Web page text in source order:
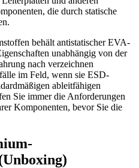
die durch statische
behält antistatischer EVA-
unabhängig von der
nach verzeichnen
im Feld, wenn sie ESD-
ableitfähigen
Sie immer die Anforderungen
Komponenten, bevor Sie die